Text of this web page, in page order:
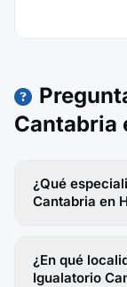
Cantabria
¿Qué
Cantabria en
¿En qué
Igualatorio